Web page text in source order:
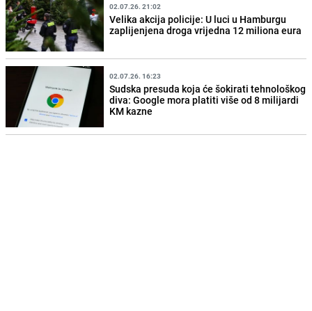
02.07.26. 21:02
Velika akcija policije: U luci u Hamburgu
zaplijenjena droga vrijedna 12 miliona eura
02.07.26. 16:23
Sudska presuda koja će šokirati tehnološkog
diva: Google mora platiti više od 8 milijardi
KM kazne